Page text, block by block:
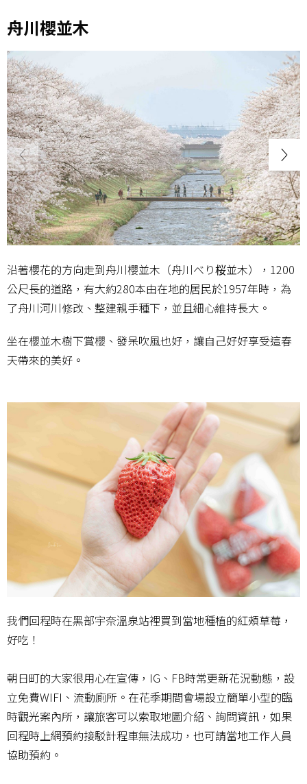
舟川櫻並木
沿著櫻花的方向走到舟川櫻並木（舟川べり桜並木），1200
公尺長的道路，有大約280本由在地的居民於1957年時，為
了舟川河川修改、整建親手種下，並且細心維持長大。
坐在櫻並木樹下賞櫻、發呆吹風也好，讓自己好好享受這春
天帶來的美好。
我們回程時在黑部宇奈溫泉站裡買到當地種植的紅頰草莓，
好吃！
朝日町的大家很用心在宣傳，IG、FB時常更新花況動態，設
立免費WIFI、流動廁所。在花季期間會場設立簡單小型的臨
時觀光案內所，讓旅客可以索取地圖介紹、詢問資訊，如果
回程時上網預約接駁計程車無法成功，也可請當地工作人員
協助預約。